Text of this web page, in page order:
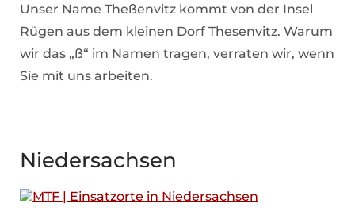
Unser Name Theßenvitz kommt von der Insel
Rügen aus dem kleinen Dorf Thesenvitz. Warum
wir das „ß“ im Namen tragen, verraten wir, wenn
Sie mit uns arbeiten.
Niedersachsen